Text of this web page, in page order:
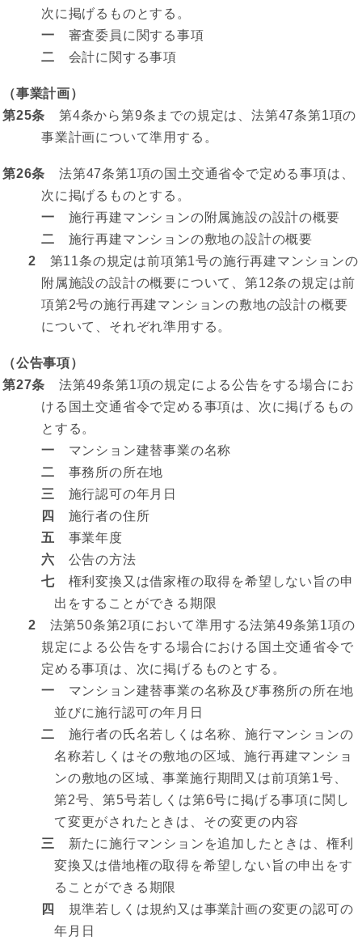
次に掲げるものとする。
一 審査委員に関する事項
二 会計に関する事項
（事業計画）
第25条 第4条から第9条までの規定は、法第47条第1項の
事業計画について準用する。
第26条 法第47条第1項の国土交通省令で定める事項は、
次に掲げるものとする。
一 施行再建マンションの附属施設の設計の概要
二 施行再建マンションの敷地の設計の概要
2 第11条の規定は前項第1号の施行再建マンションの
附属施設の設計の概要について、第12条の規定は前
項第2号の施行再建マンションの敷地の設計の概要
について、それぞれ準用する。
（公告事項）
第27条 法第49条第1項の規定による公告をする場合にお
ける国土交通省令で定める事項は、次に掲げるもの
とする。
一 マンション建替事業の名称
二 事務所の所在地
三
施行認可の年月日
四
施行者の住所
五 事業年度
六 公告の方法
七権利変換又は借家権の取得を希望しない旨の申
出をすることができる期限
2 法第50条第2項において準用する法第49条第1項の
規定による公告をする場合における国土交通省令で
定める事項は、次に掲げるものとする。
一 マンション建替事業の名称及び事務所の所在地
並びに施行認可の年月日
二 施行者の氏名若しくは名称、施行マンションの
名称若しくはその敷地の区域、施行再建マンショ
ンの敷地の区域、事業施行期間又は前項第1号、
第2号、第5号若しくは第6号に掲げる事項に関し
て変更がされたときは、その変更の内容
三
新たに施行マンションを追加したときは、権利
変換又は借地権の取得を希望しない旨の申出をす
ることができる期限
四
規準若しくは規約又は事業計画の変更の認可の
年月日